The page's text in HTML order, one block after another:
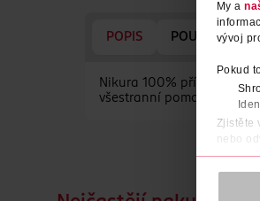
My a
vývoj
Pokud
Zjistěte
nebo
K
POPIS POUŽITÍ
Nikura 100% přírodní
všestranní pomocníci